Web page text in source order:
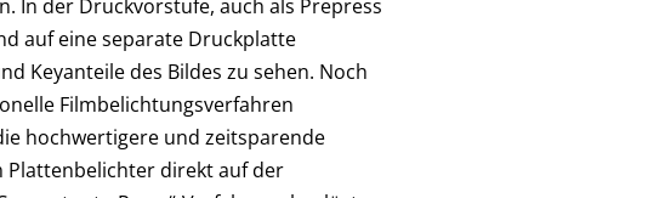
In der Druckvorstufe, auch als Prepress
auf eine separate Druckplatte
Keyanteile des Bildes zu sehen. Noch
Filmbelichtungsverfahren
hochwertigere und zeitsparende
Plattenbelichter direkt auf der